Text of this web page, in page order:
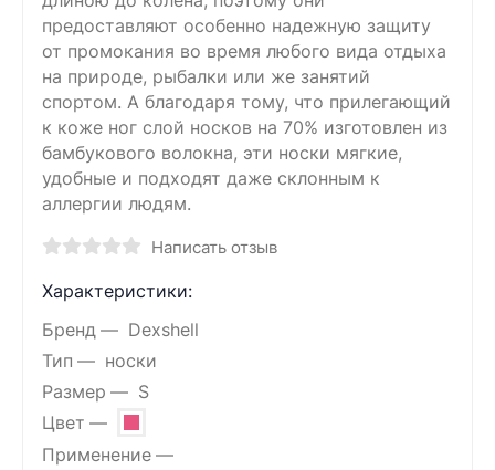
предоставляют особенно надежную защиту
от промокания во время любого вида отдыха
на природе, рыбалки или же занятий
спортом. А благодаря тому, что прилегающий
к коже ног слой носков на 70% изготовлен из
бамбукового волокна, эти носки мягкие,
удобные и подходят даже склонным к
аллергии людям.
Написать отзыв
Характеристики:
Бренд
Dexshell
Тип
носки
Размер
S
Цвет
Применение